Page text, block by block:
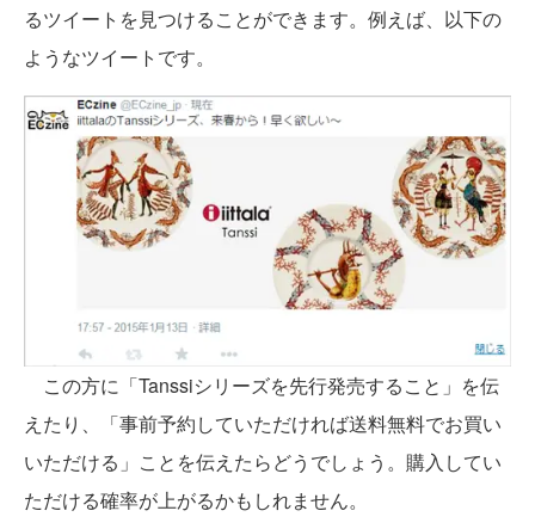
るツイートを見つけることができます。例えば、以下の
ようなツイートです。
この方に「Tanssiシリーズを先行発売すること」を伝
えたり、「事前予約していただければ送料無料でお買い
いただける」ことを伝えたらどうでしょう。購入してい
ただける確率が上がるかもしれません。